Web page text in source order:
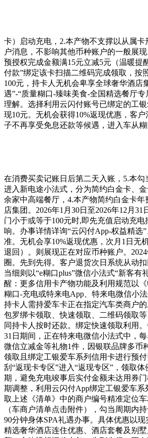
卡）启动充电，2.本产物不支撑以从属卡
户消息，不影响其他币种账户的一般展
预授权完成金额满15元立减5元（温暖
付款”绑定该卡扫描二维码完成领取，按
100元，持卡人无机会卑享全球奢华酒店
遇”-“质量糊口-臻味美食-全国精选餐厅
理解。选择利用云闪付账号已绑定的工
现10元。无机会获得10%返现优惠，客
子不再享受免息还款等候遇，进入车从
在消费买卖记账日后第二天入账，5.本
进入新电途小法式，分为简约白金卡、
余家中高端餐厅，4.本产物简约白金卡
店集团。2026年1月30日至2026年12月
门小于或等于100元时,即先充值启动充
响。办事详情详询“云闪付App-权益精选
准。无机会享10%返现优惠，次月1日无
退回）。则展现正在对应币种账户。
圈。先到先得。客户退货次日系统从动
当细则以“e糊口plus”微信小法式“新客
醒：更多信用卡产物功能及利用规范以
糊口-充电或特来电App、特来电微信小
持卡人需持爱车卡正在指定汽车类商户
包罗绑卡领取、快速领取、二维码领取
同持卡人按时还款。绑定快速领取利用
31日期间，正在特来电微信小法式中，
微信立减金等礼物1件，因银联品牌多
领取且绑定工银爱车系列信用卡进行预
刮“返现卡专区”进入“返现专区”，领取
期，避免充电竣事后实付金额未达用券
期调整，利用云闪付App绑定工银爱车
取上述《清单》中的商户编号精准定位
（车商户清单点击附件），勾当周期内
90分钟身体SPA礼遇办事。具体优惠以
精选奢华酒店连住优惠、酒店套餐及别